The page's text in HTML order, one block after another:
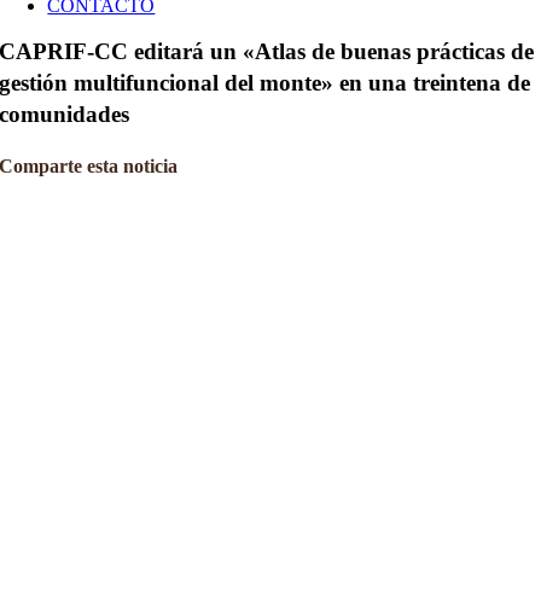
CONTACTO
CAPRIF-CC editará un «Atlas de buenas prácticas de
gestión multifuncional del monte» en una treintena de
comunidades
Comparte esta noticia